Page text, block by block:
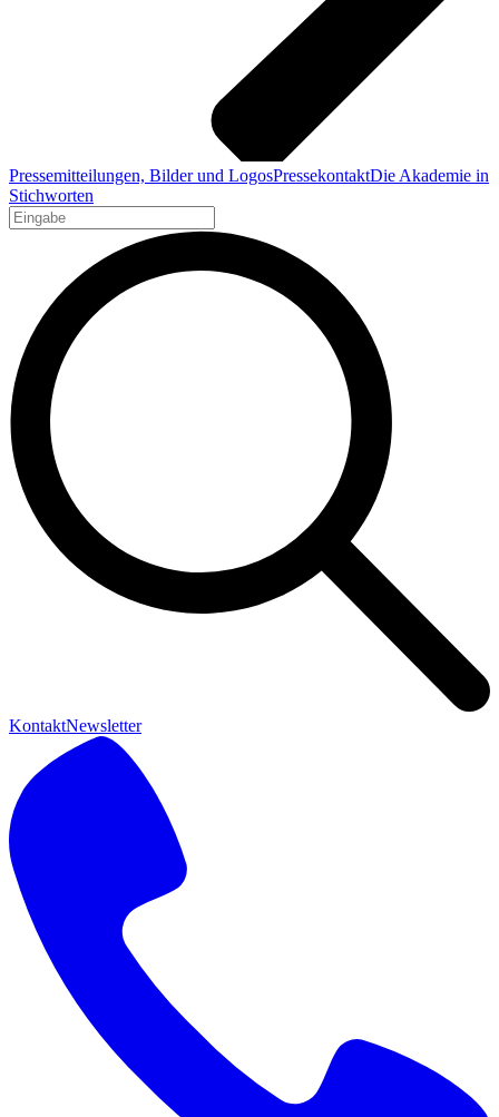
Pressemitteilungen, Bilder und LogosPressekontaktDie Akademie in
Stichworten
KontaktNewsletter